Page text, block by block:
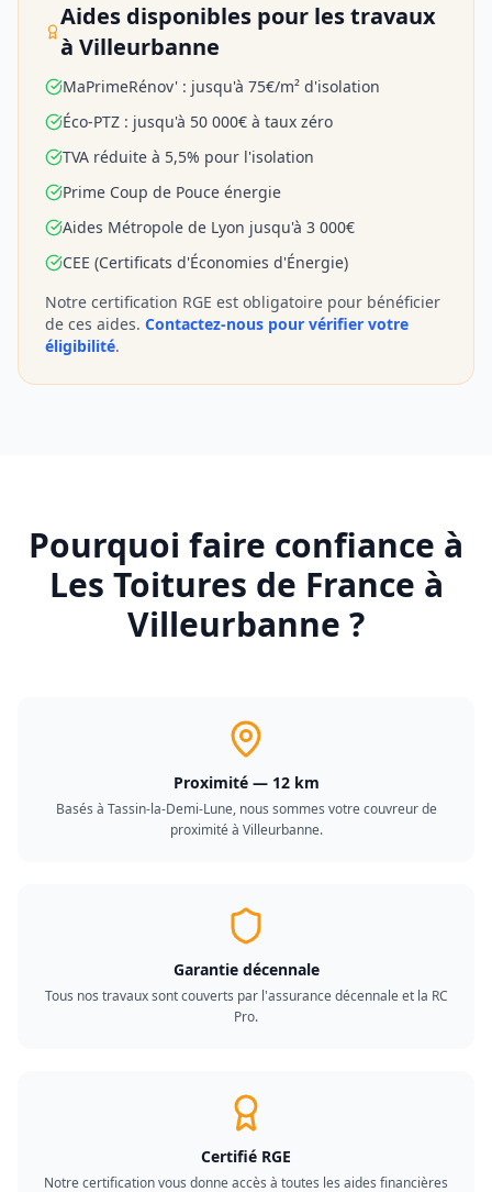
Aides disponibles pour les travaux
àVilleurbanne
MaPrimeRénov' : jusqu'à 75€/m² d'isolation
Éco-PTZ : jusqu'à 50 000€ à taux zéro
TVA réduite à 5,5% pour l'isolation
Prime Coup de Pouce énergie
Aides Métropole de Lyon jusqu'à 3 000€
CEE (Certificats d'Économies d'Énergie)
Notre certification RGE est obligatoire pour bénéficier
de ces aides. Contactez-nous pour vérifier votre
éligibilité.
Pourquoi faire confiance à
Les Toitures de France à
Villeurbanne ?
Proximité — 12 km
Basés à Tassin-la-Demi-Lune, nous sommes votre couvreur de
proximité à Villeurbanne.
Garantie décennale
Tous nos travaux sont couverts par l'assurance décennale et la RC
Pro.
Certifié RGE
Notre certification vous donne accès à toutes les aides financières